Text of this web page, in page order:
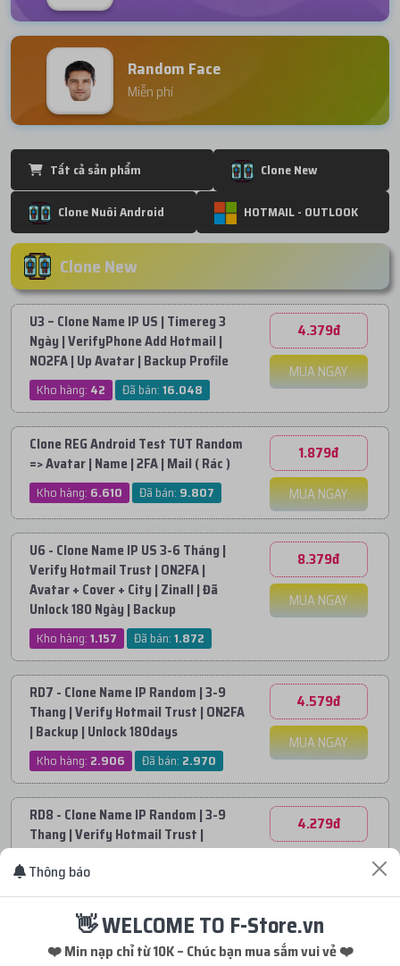
Random Face
Miễn phí
Tất cả sản phẩm Clone New
Clone Nuôi Android HOTMAIL - OUTLOOK
Clone New
U3 – Clone Name IP US | Timereg 3
Ngày | VerifyPhone Add Hotmail |
NO2FA | Up Avatar | Backup Profile
Kho hàng: 42 Đã bán:16.048
4.379đ
MUA NGAY
Clone REG Android Test TUT Random
=> Avatar | Name | 2FA | Mail ( Rác )
Kho hàng: 6.610 Đã bán: 9.807
1.879đ
MUA NGAY
U6 - Clone Name IP US 3-6 Tháng |
Verify Hotmail Trust | ON2FA |
Avatar + Cover + City | Zinall | Đã
Unlock 180 Ngày | Backup
Kho hàng:1.157 Đã bán:1.872
8.379đ
MUA NGAY
RD7 - Clone Name IP Random | 3-9
Thang | Verify Hotmail Trust | ON2FA
| Backup | Unlock 180days
Kho hàng: 2.906 Đã bán: 2.970
4.579đ
MUA NGAY
RD8 - Clone Name IP Random | 3-9
Thang | Verify Hotmail Trust |
NO2FA| Backup | Unlock 180days
Kho hàng:
4.279đ
U7 - Clone Name IP US 3-6 Tháng |
Verify Hotmail Trust | NO2FA |
7.979đ
Thông báo
👋 WELCOME TO F-Store.vn
❤️ Min nạp chỉ từ 10K – Chúc bạn mua sắm vui vẻ ❤️